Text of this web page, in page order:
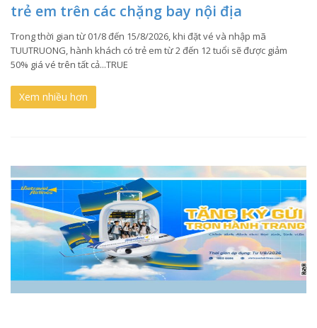
trẻ em trên các chặng bay nội địa
Trong thời gian từ 01/8 đến 15/8/2026, khi đặt vé và nhập mã
TUUTRUONG, hành khách có trẻ em từ 2 đến 12 tuổi sẽ được giảm
50% giá vé trên tất cả...TRUE
Xem nhiều hơn